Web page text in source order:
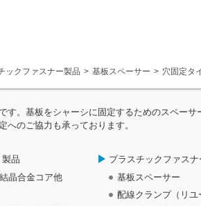
ックファスナー製品 基板スペーサー 穴固定タ
す。基板をシャーシに固定するためのスペー
へのご協力も承っております。
品
晶合金コア他
プラスチックファス
基板スペーサー
配線クランプ（リ